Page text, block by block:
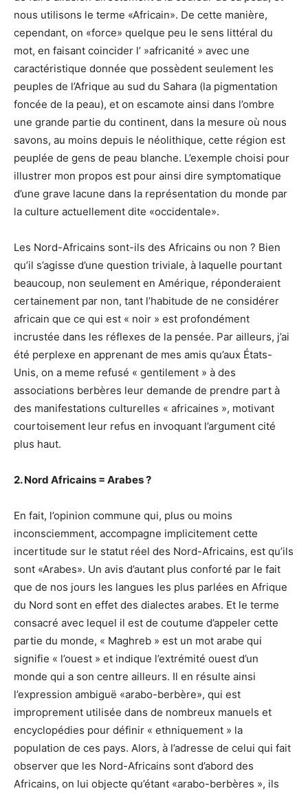
nous utilisons le terme «Africain». De cette manière,
cependant, on «force» quelque peu le sens littéral du
mot, en faisant coincider l’ »africanité » avec une
caractéristique donnée que possèdent seulement les
peuples de l’Afrique au sud du Sahara (la pigmentation
foncée de la peau), et on escamote ainsi dans l’ombre
une grande partie du continent, dans la mesure où nous
savons, au moins depuis le néolithique, cette région est
peuplée de gens de peau blanche. L’exemple choisi pour
illustrer mon propos est pour ainsi dire symptomatique
d’une grave lacune dans la représentation du monde par
la culture actuellement dite «occidentale».
Les Nord-Africains sont-ils des Africains ou non ? Bien
qu’il s’agisse d’une question triviale, à laquelle pourtant
beaucoup, non seulement en Amérique, réponderaient
certainement par non, tant l’habitude de ne considérer
africain que ce qui est « noir » est profondément
incrustée dans les réflexes de la pensée. Par ailleurs, j’ai
été perplexe en apprenant de mes amis qu’aux États-
Unis, on a meme refusé « gentilement » à des
associations berbères leur demande de prendre part à
des manifestations culturelles « africaines », motivant
courtoisement leur refus en invoquant l’argument cité
plus haut.
2. Nord Africains = Arabes ?
En fait, l’opinion commune qui, plus ou moins
inconsciemment, accompagne implicitement cette
incertitude sur le statut réel des Nord-Africains, est qu’ils
sont «Arabes». Un avis d’autant plus conforté par le fait
que de nos jours les langues les plus parlées en Afrique
du Nord sont en effet des dialectes arabes. Et le terme
consacré avec lequel il est de coutume d’appeler cette
partie du monde, « Maghreb » est un mot arabe qui
signifie « l’ouest » et indique l’extrémité ouest d’un
monde qui a son centre ailleurs. Il en résulte ainsi
l’expression ambiguë «arabo-berbère», qui est
improprement utilisée dans de nombreux manuels et
encyclopédies pour définir « ethniquement » la
population de ces pays. Alors, à l’adresse de celui qui fait
observer que les Nord-Africains sont d’abord des
Africains, on lui objecte qu’étant «arabo-berbères », ils